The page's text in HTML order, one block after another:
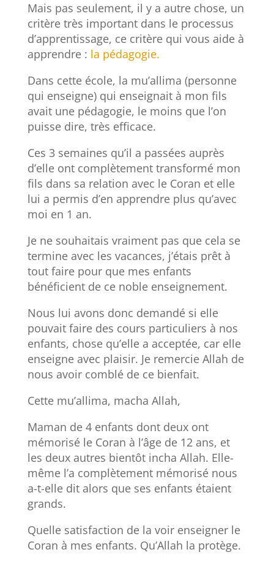
Mais pas seulement, il y a autre chose, un
critère très important dans le processus
d’apprentissage, ce critère qui vous aide à
apprendre : la pédagogie.
Dans cette école, la mu’allima (personne
qui enseigne) qui enseignait à mon fils
avait une pédagogie, le moins que l’on
puisse dire, très efficace.
Ces 3 semaines qu’il a passées auprès
d’elle ont complètement transformé mon
fils dans sa relation avec le Coran et elle
lui a permis d’en apprendre plus qu’avec
moi en 1 an.
Je ne souhaitais vraiment pas que cela se
termine avec les vacances, j’étais prêt à
tout faire pour que mes enfants
bénéficient de ce noble enseignement.
Nous lui avons donc demandé si elle
pouvait faire des cours particuliers à nos
enfants, chose qu’elle a acceptée, car elle
enseigne avec plaisir. Je remercie Allah de
nous avoir comblé de ce bienfait.
Cette mu’allima, macha Allah,
Maman de 4 enfants dont deux ont
mémorisé le Coran à l’âge de 12 ans, et
les deux autres bientôt incha Allah. Elle-
même l’a complètement mémorisé nous
a-t-elle dit alors que ses enfants étaient
grands.
Quelle satisfaction de la voir enseigner le
Coran à mes enfants. Qu’Allah la protège.